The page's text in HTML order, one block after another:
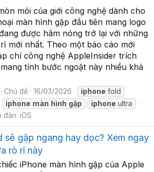
mỏi của giới công nghệ dành cho
màn hình gập đầu tiên mang logo
được hâm nóng trở lại với những
mới nhất. Theo một báo cáo mới
chí công nghệ AppleInsider trích
tính bước ngoặt này nhiều khả
Chủ đề 16/03/2026 iphone fold
iphone màn hình gập iphone ultra
đàn: iOS
sẽ gập ngang hay dọc? Xem ngay
rò rỉ này
iPhone màn hình gập của Apple